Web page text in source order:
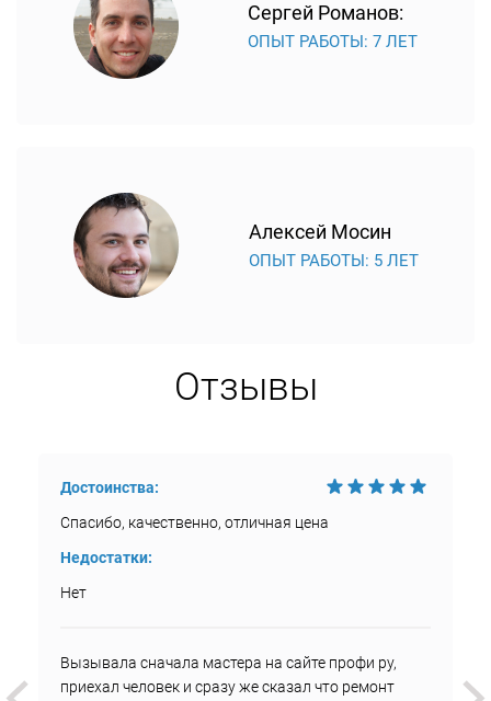
Сергей Романов:
ОПЫТ РАБОТЫ: 7 ЛЕТ
Алексей Мосин
ОПЫТ РАБОТЫ: 5 ЛЕТ
Отзывы
Достоинства:
Спасибо, качественно, отличная цена
Недостатки:
Нет
Вызывала сначала мастера на сайте профи ру,
приехал человек и сразу же сказал что ремонт